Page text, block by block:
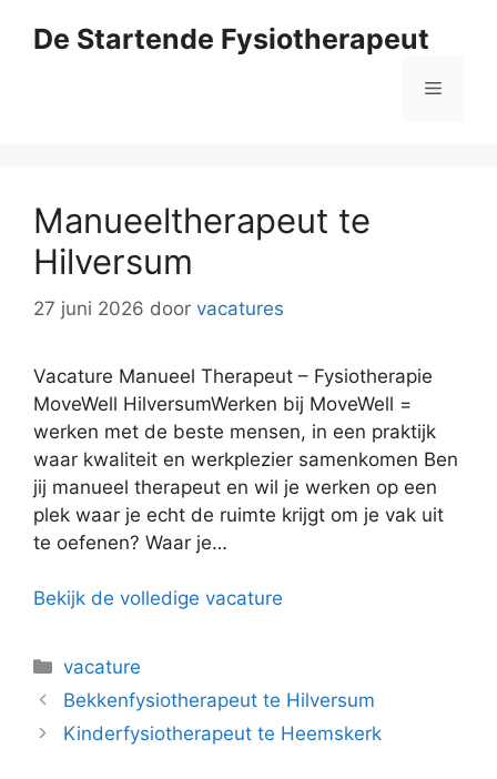
De Startende Fysiotherapeut
Menu
Manueeltherapeut te
Hilversum
27 juni 2026 door vacatures
Vacature Manueel Therapeut – Fysiotherapie
MoveWell HilversumWerken bij MoveWell =
werken met de beste mensen, in een praktijk
waar kwaliteit en werkplezier samenkomen Ben
jij manueel therapeut en wil je werken op een
plek waar je echt de ruimte krijgt om je vak uit
te oefenen? Waar je…
Bekijk de volledige vacature
Categorieën
vacature
Bekkenfysiotherapeut te Hilversum
Kinderfysiotherapeut te Heemskerk